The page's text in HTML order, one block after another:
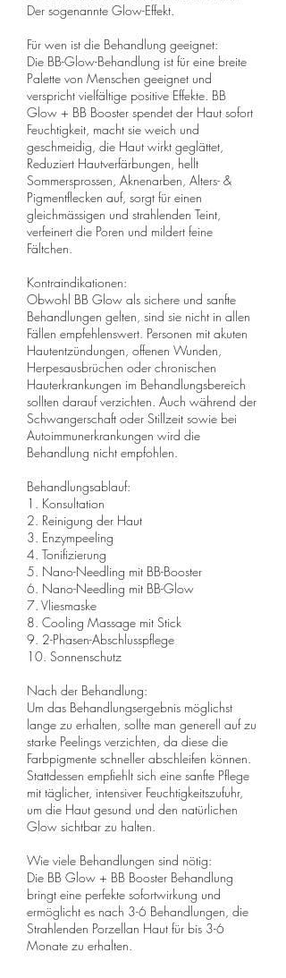
Der sogenannte Glow-Effekt.
Für wen ist die Behandlung geeignet:
Die BB-Glow-Behandlung ist für eine breite
Palette von Menschen geeignet und
verspricht vielfältige positive Effekte. BB
Glow + BB Booster spendet der Haut sofort
Feuchtigkeit, macht sie weich und
geschmeidig, die Haut wirkt geglättet,
Reduziert Hautverfärbungen, hellt
Sommersprossen, Aknenarben, Alters- &
Pigmentflecken auf, sorgt für einen
gleichmässigen und strahlenden Teint,
verfeinert die Poren und mildert feine
Fältchen.
Kontraindikationen:
Obwohl BB Glow als sichere und sanfte
Behandlungen gelten, sind sie nicht in allen
Fällen empfehlenswert. Personen mit akuten
Hautentzündungen, offenen Wunden,
Herpesausbrüchen oder chronischen
Hauterkrankungen im Behandlungsbereich
sollten darauf verzichten. Auch während der
Schwangerschaft oder Stillzeit sowie bei
Autoimmunerkrankungen wird die
Behandlung nicht empfohlen.
Behandlungsablauf:
1. Konsultation
2. Reinigung der Haut
3. Enzympeeling
4. Tonifizierung
5. Nano-Needling mit BB-Booster
6. Nano-Needling mit BB-Glow
7. Vliesmaske
8. Cooling Massage mit Stick
9. 2-Phasen-Abschlusspflege
10. Sonnenschutz
Nach der Behandlung:
Um das Behandlungsergebnis möglichst
lange zu erhalten, sollte man generell auf zu
starke Peelings verzichten, da diese die
Farbpigmente schneller abschleifen können.
Stattdessen empfiehlt sich eine sanfte Pflege
mit täglicher, intensiver Feuchtigkeitszufuhr,
um die Haut gesund und den natürlichen
Glow sichtbar zu halten.
Wie viele Behandlungen sind nötig:
Die BB Glow + BB Booster Behandlung
bringt eine perfekte sofortwirkung und
ermöglicht es nach 3-6 Behandlungen, die
Strahlenden Porzellan Haut für bis 3-6
Monate zu erhalten.